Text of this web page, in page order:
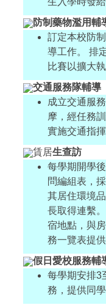
防制藥物濫用輔
訂定本校防
導工作。 排
比賽以擴大執
交通服務隊輔導
成立交通服
摩，經任務
實施交通指揮
賃居生查訪
每學期開學
問編組表，
其居住環境
長取得連繫
宿地點，與
務一覽表提供
假日愛校服務輔
每學期安排3
務，提供同